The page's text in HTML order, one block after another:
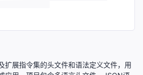
扩展指令集的头文件和语法定义文件，用